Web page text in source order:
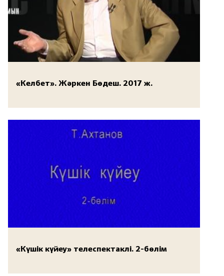
«Келбет». Жәркен Бөдеш. 2017 ж.
«Күшік күйеу» телеспектаклі. 2-бөлім